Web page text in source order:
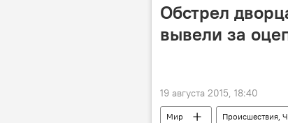
Обстрел
вывели за
19 августа 2015, 18:40
Мир Происшествия,